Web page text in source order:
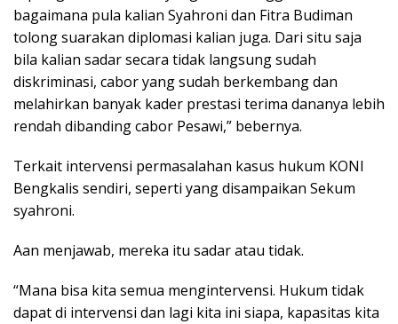
bagaimana pula kalian Syahroni dan Fitra Budiman
tolong suarakan diplomasi kalian juga. Dari situ saja
bila kalian sadar secara tidak langsung sudah
diskriminasi, cabor yang sudah berkembang dan
melahirkan banyak kader prestasi terima dananya lebih
rendah dibanding cabor Pesawi,” bebernya.
Terkait intervensi permasalahan kasus hukum KONI
Bengkalis sendiri, seperti yang disampaikan Sekum
syahroni.
Aan menjawab, mereka itu sadar atau tidak.
“Mana bisa kita semua mengintervensi. Hukum tidak
dapat di intervensi dan lagi kita ini siapa, kapasitas kita